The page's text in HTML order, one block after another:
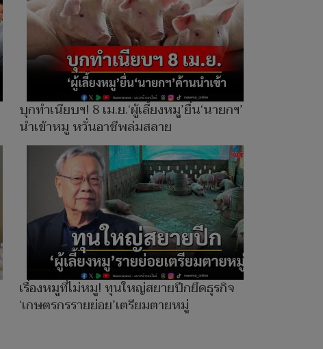
บุกทำเนียบฯ! 8 เม.ย.‘ผู้เลี้ยงหมู’ยื่น‘นายกฯ’ค้าน
นำเข้าหมู หวั่นอาชีพล่มสลาย
เรื่องหมูที่ไม่หมู! ทุนใหญ่สยายปีกยึดธุรกิจ
‘เกษตรกรรายย่อย’เตรียมตายหมู่